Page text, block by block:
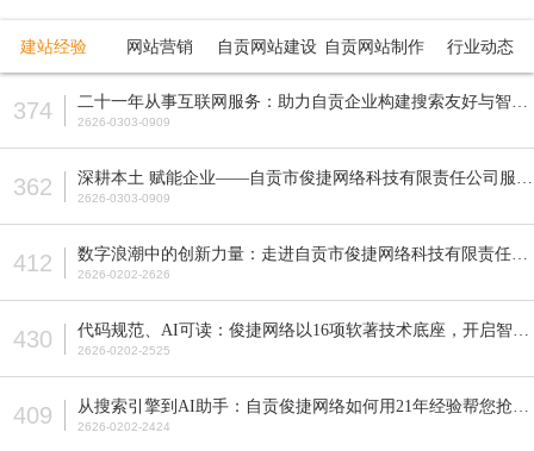
注册资本5000万人民币，是一家以政
产品国际招标代理、工程造价咨询、工
程监理等多元化发展的咨询服务企业。
民营企业。由东方锅炉集团动能分厂同
贡市高新工业园区十大重点企业之一。
公司占地面积近70亩，注册资本5200
型、D型、L型、Z型、P型5个系列上百
压缩机气体力从20KN—800KN，排气
压力可达50MPa。各类成套气体压缩
建站经验 网站营销 自贡网站建设 自贡网站制作 行业动态
374 2626-0303-0909
362 2626-0303-0909
412 2626-0202-2626
430 2626-0202-2525
409 2626-0202-2424